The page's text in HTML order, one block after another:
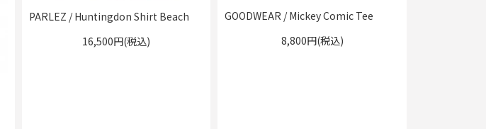
PARLEZ / Huntingdon Shirt Beach
16,500円(税込)
GOODWEAR / Mickey Comic Tee
8,800円(税込)